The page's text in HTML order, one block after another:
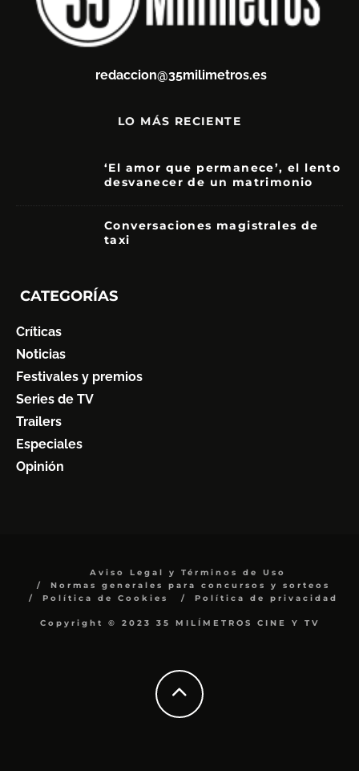
redaccion@35milimetros.es
LO MÁS RECIENTE
‘El amor que permanece’, el lento
desvanecer de un matrimonio
Conversaciones magistrales de
taxi
CATEGORÍAS
Críticas
Noticias
Festivales y premios
Series de TV
Trailers
Especiales
Opinión
Aviso Legal y Términos de Uso
Normas generales para concursos y sorteos
Política de Cookies
Política de privacidad
Copyright © 2023 35 MILÍMETROS CINE Y TV